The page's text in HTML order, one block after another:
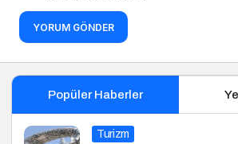
YORUM GÖNDER
Popüler Haberler
Turizm